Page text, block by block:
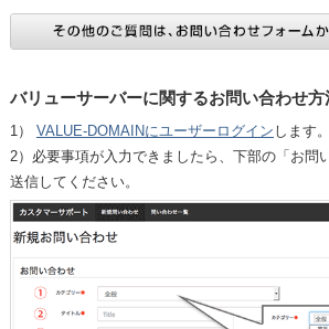
バリューサーバーに関するお問い合わせ方
1） VALUE-DOMAINにユーザーログイン します。
2）必要事項が入力できましたら、下部の「お問
送信してください。